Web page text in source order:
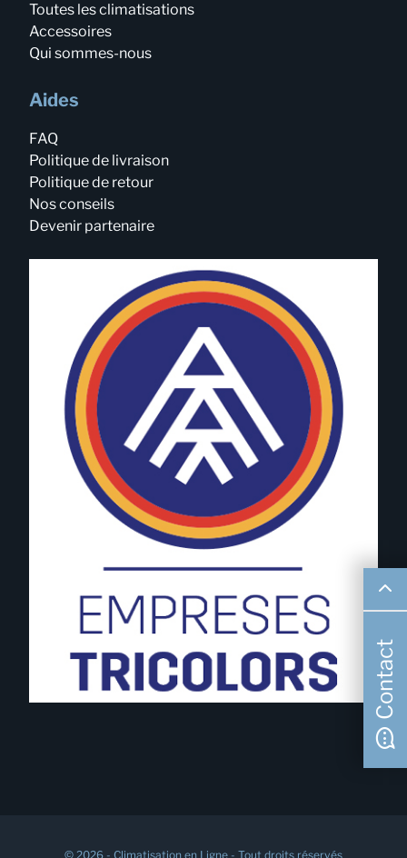
Toutes les climatisations
Accessoires
Qui sommes-nous
Aides
FAQ
Politique de livraison
Politique de retour
Nos conseils
Devenir partenaire
© 2026 - Climatisation en Ligne - Tout droits réservés
Contact